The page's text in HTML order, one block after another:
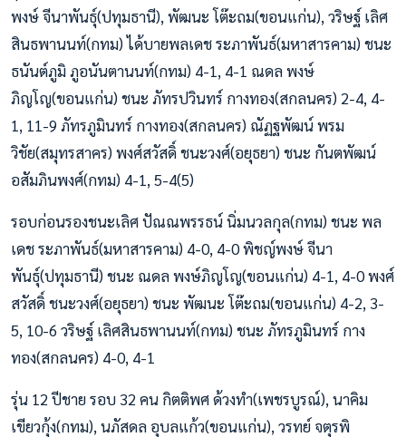
พงษ์ จีนาพันธุ์(ปทุมธานี), พัฒนะ โต๊ะถม(ขอนแก่น), วริษฐ์ เลิศ
สินธพานนท์(กทม) ได้บายพลเดช ระภาพันธ์(มหาสารคาม) ชนะ
ธนันต์ภูมิ ภูอนันตานนท์(กทม) 4-1, 4-1 ณดล พงษ์
ภิญโญ(ขอนแก่น) ชนะ ภัทรปวินทร์ กางทอง(สกลนคร) 2-4, 4-
1, 11-9 ภัทรภูมินทร์ กางทอง(สกลนคร) ณัฏฐพัฒน์ พรม
วิชัย(สมุทรสาคร) พงศ์สวัสดิ์ ชนะวงศ์(อยุธยา) ชนะ กันตพัฒน์
อสัมภินพงศ์(กทม) 4-1, 5-4(5)
รอบก่อนรองชนะเลิศ ปัณณพรรธน์ นิ่มนวลกุล(กทม) ชนะ พล
เดช ระภาพันธ์(มหาสารคาม) 4-0, 4-0 พิชญ์พงษ์ จีนา
พันธุ์(ปทุมธานี) ชนะ ณดล พงษ์ภิญโญ(ขอนแก่น) 4-1, 4-0 พงศ์
สวัสดิ์ ชนะวงศ์(อยุธยา) ชนะ พัฒนะ โต๊ะถม(ขอนแก่น) 4-2, 3-
5, 10-6 วริษฐ์ เลิศสินธพานนท์(กทม) ชนะ ภัทรภูมินทร์ กาง
ทอง(สกลนคร) 4-0, 4-1
รุ่น 12 ปีชาย รอบ 32 คน กิตติพศ ด้วงทำ(เพชรบูรณ์), นาคิม
เขียวกุ้ง(กทม), นภัสดล อุบลแก้ว(ขอนแก่น), วรทย์ จตุรพิ